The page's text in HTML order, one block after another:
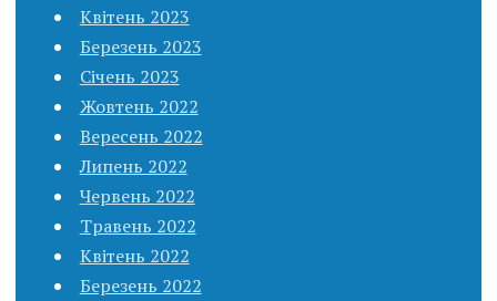
Квітень 2023
Березень 2023
Січень 2023
Жовтень 2022
Вересень 2022
Липень 2022
Червень 2022
Травень 2022
Квітень 2022
Березень 2022